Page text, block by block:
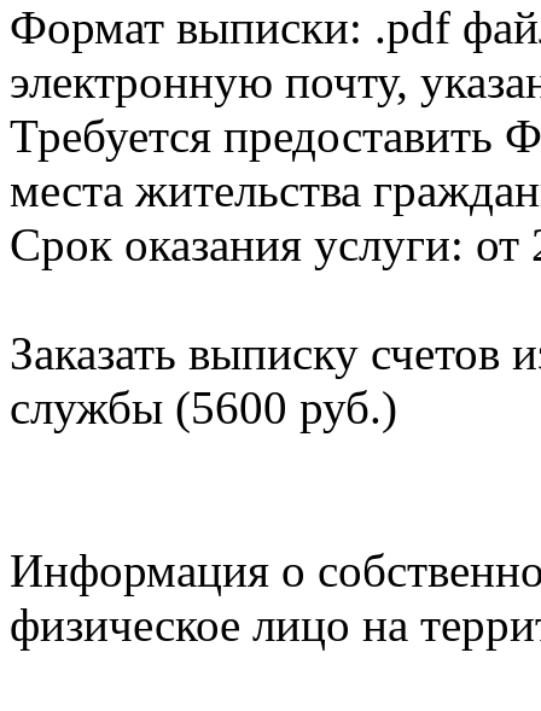
Формат выписки: .pdf
электронную почту,
Требуется
места жительства
Срок оказания услуги: от
Заказать выписку счетов
службы (5600 руб.)
Информация о
физическое лицо на